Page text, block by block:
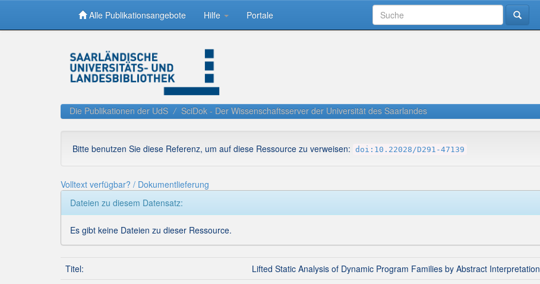
Alle Publikationsangebote Hilfe Portale
Die Publikationen der UdS SciDok - Der Wissenschaftsserver der Universität des Saarlandes
Bitte benutzen Sie diese Referenz, um auf diese Ressource zu verweisen: doi:10.22028/D291-47139
Volltext verfügbar? / Dokumentlieferung
Dateien zu diesem Datensatz:
Es gibt keine Dateien zu dieser Ressource.
Titel:
Lifted Static Analysis of Dynamic Program Families by Abstract Interpretation